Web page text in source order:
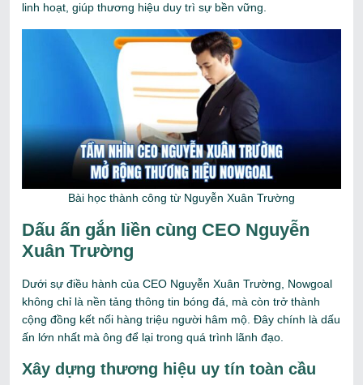
linh hoạt, giúp thương hiệu duy trì sự bền vững.
Bài học thành công từ Nguyễn Xuân Trường
Dấu ấn gắn liền cùng CEO Nguyễn
Xuân Trường
Dưới sự điều hành của CEO Nguyễn Xuân Trường, Nowgoal
không chỉ là nền tảng thông tin bóng đá, mà còn trở thành
cộng đồng kết nối hàng triệu người hâm mộ. Đây chính là dấu
ấn lớn nhất mà ông để lại trong quá trình lãnh đạo.
Xây dựng thương hiệu uy tín toàn cầu